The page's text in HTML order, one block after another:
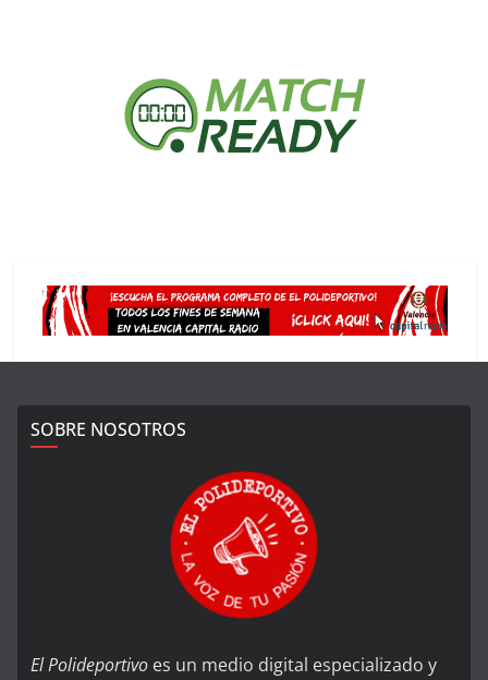
SOBRE NOSOTROS
El Polideportivo es un medio digital especializado y